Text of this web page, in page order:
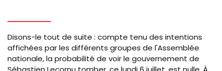
Disons-le tout de suite : compte tenu des intentions
affichées par les différents groupes de l'Assemblée
nationale, la probabilité de voir le gouvernement de